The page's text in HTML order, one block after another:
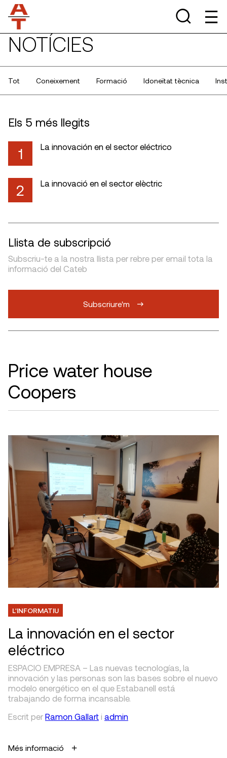
NOTÍCIES
Tot Coneixement Formació Idoneïtat tècnica
Els 5 més llegits
1 La innovación en el sector eléctrico
2 La innovació en el sector elèctric
Llista de subscripció
Subscriu-te a la nostra llista per rebre per email tota la
informació del Cateb
Subscriure'm
Price water house
Coopers
L'INFORMATIU
La innovación en el sector
eléctrico
ESPACIO EMPRESA – Las nuevas tecnologías, la
innovación y las personas son las bases sobre el nuevo
modelo energético en el que Estabanell está
trabajando de forma incansable.
Escrit per Ramon Gallart i admin
Més informació